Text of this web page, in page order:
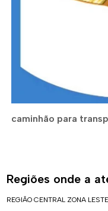
caminhão para
Regiões onde a
REGIÃO CENTRAL ZONA LESTE